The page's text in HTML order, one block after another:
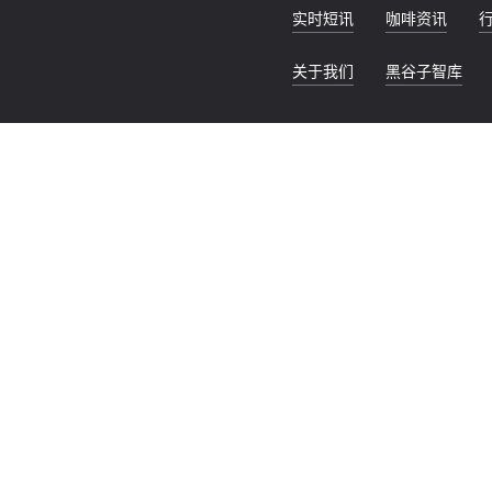
实时短讯 咖啡资讯
关于我们 黑谷子智库